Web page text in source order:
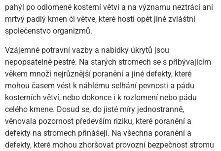
pahýl po odlomené kosterní větvi a na významu neztrácí ani
mrtvý padlý kmen či větve, které hostí opět jiné zvláštní
společenstvo organizmů.
Vzájemné potravní vazby a nabídky úkrytů jsou
nepopsatelně pestré. Na starých stromech se s přibývajícím
věkem množí nejrůznější poranění a jiné defekty, které
mohou časem vést k náhlému selhání pevnosti a pádu
kosterních větví, nebo dokonce i k rozlomení nebo pádu
celého kmene. Dosud se, do jisté míry jednostranně,
věnovala pozornost především riziku, které poranění a
defekty na stromech přinášejí. Na všechna poranění a
defekty, které mohou zhoršovat provozní bezpečnost stromu